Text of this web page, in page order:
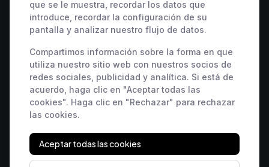
🇵🇱 +48 22 307 03 34
🇭🇺 +36 1 901 0594
🇩🇪 +49 800 000 9404
🇸🇮 +386 82 880 433
🇪🇸 +34 518 88 04 19
🇫🇷 +33 9 39 37 01 08
🇮🇹 +39 800 934 271
🇭🇷 +385 800 791 196
🇬🇧 +44 7463 586 370
🇺🇸 +1 848 456 2300
que se le muestra, recordar los datos que
introduce, recordar la configuración de su
pantalla y analizar nuestro flujo de datos.
Compartimos información sobre la forma en que
utiliza nuestro sitio web con nuestros socios de
redes sociales, publicidad y analítica. Si está de
acuerdo, haga clic en "Aceptar todas las
cookies". Haga clic en "Rechazar" para rechazar
las cookies.
Aceptar todas las cookies